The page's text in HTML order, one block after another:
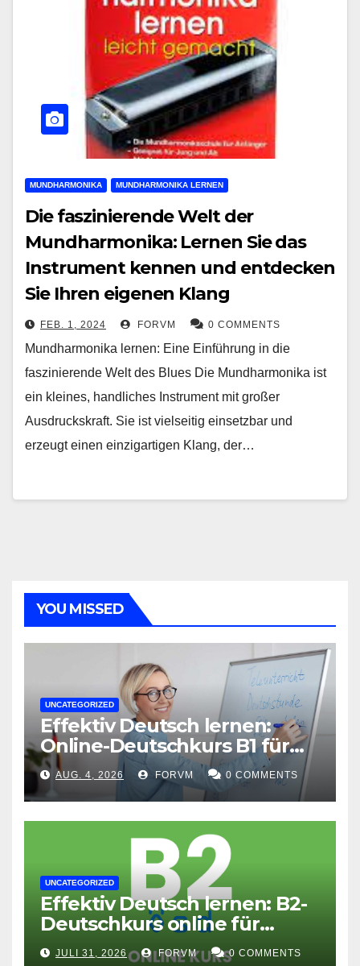
MUNDHARMONIKA MUNDHARMONIKA LERNEN
Die faszinierende Welt der
Mundharmonika: Lernen Sie das
Instrument kennen und entdecken
Sie Ihren eigenen Klang
FEB. 1, 2024 FORVM 0 COMMENTS
Mundharmonika lernen: Eine Einführung in die
faszinierende Welt des Blues Die Mundharmonika ist
ein kleines, handliches Instrument mit großer
Ausdruckskraft. Sie ist vielseitig einsetzbar und
erzeugt einen einzigartigen Klang, der…
YOU MISSED
UNCATEGORIZED
Effektiv Deutsch lernen:
Online-Deutschkurs B1 für
flexible Lernerfolge
AUG. 4, 2026 FORVM 0 COMMENTS
UNCATEGORIZED
Effektiv Deutsch lernen: B2-
Deutschkurs online für
Fortgeschrittene
JULI 31, 2026 FORVM 0 COMMENTS